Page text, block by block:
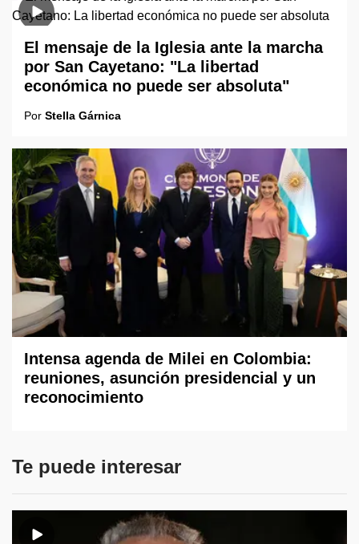
El mensaje de la Iglesia ante la marcha
por San Cayetano: "La libertad
económica no puede ser absoluta"
Por Stella Gárnica
Intensa agenda de Milei en Colombia:
reuniones, asunción presidencial y un
reconocimiento
Te puede interesar